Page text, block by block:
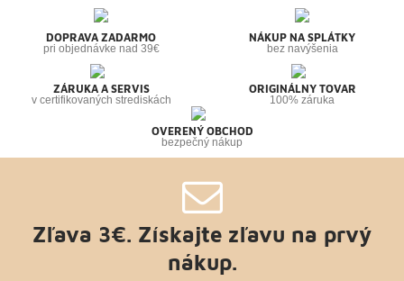
DOPRAVA ZADARMO
pri objednávke nad 39€
NÁKUP NA SPLÁTKY
bez navýšenia
ZÁRUKA A SERVIS
v certifikovaných strediskách
ORIGINÁLNY TOVAR
100% záruka
OVERENÝ OBCHOD
bezpečný nákup
Zľava 3€. Získajte zľavu na prvý
nákup.